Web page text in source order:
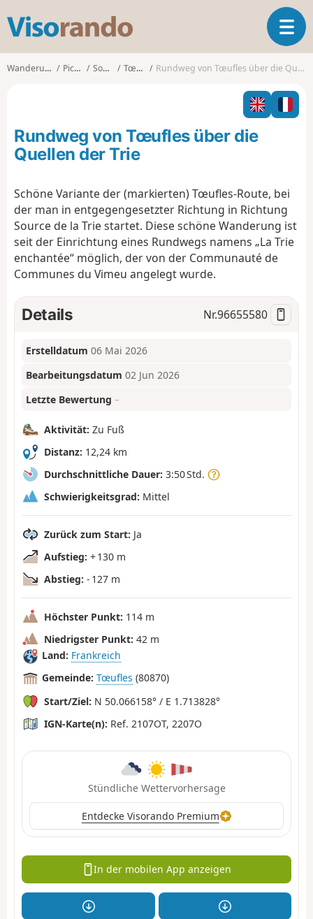
s
o
o
T
o
g
g
l
n
a
t
i
o
Wanderungen Picardy Somme Tœufles Rundweg von Tœufles über die Quellen der Trie
Rundweg von Tœufles über die
Quellen der Trie
Schöne Variante der (markierten) Tœufles-Route, bei
der man in entgegengesetzter Richtung in Richtung
Source de la Trie startet. Diese schöne Wanderung ist
seit der Einrichtung eines Rundwegs namens „La Trie
enchantée“ möglich, der von der Communauté de
Communes du Vimeu angelegt wurde.
Details Nr.96655580
Erstelldatum 06 Mai 2026
Bearbeitungsdatum 02 Jun 2026
Letzte Bewertung –
Aktivität: Zu Fuß
Distanz: 12,24 km
Durchschnittliche Dauer: 3:50 Std.
Schwierigkeitsgrad: Mittel
Zurück zum Start: Ja
Aufstieg: + 130 m
Abstieg: - 127 m
Höchster Punkt: 114 m
Niedrigster Punkt: 42 m
Land: Frankreich
Gemeinde: Tœufles (80870)
Start/Ziel: N 50.066158° / E 1.713828°
IGN-Karte(n): Ref. 2107OT, 2207O
Stündliche Wettervorhersage
Entdecke Visorando Premium
In der mobilen App anzeigen